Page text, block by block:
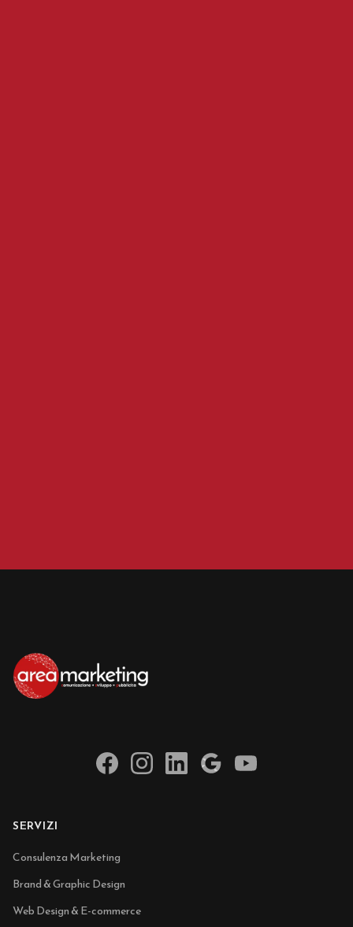
SERVIZI
Consulenza Marketing
Brand & Graphic Design
Web Design & E-commerce